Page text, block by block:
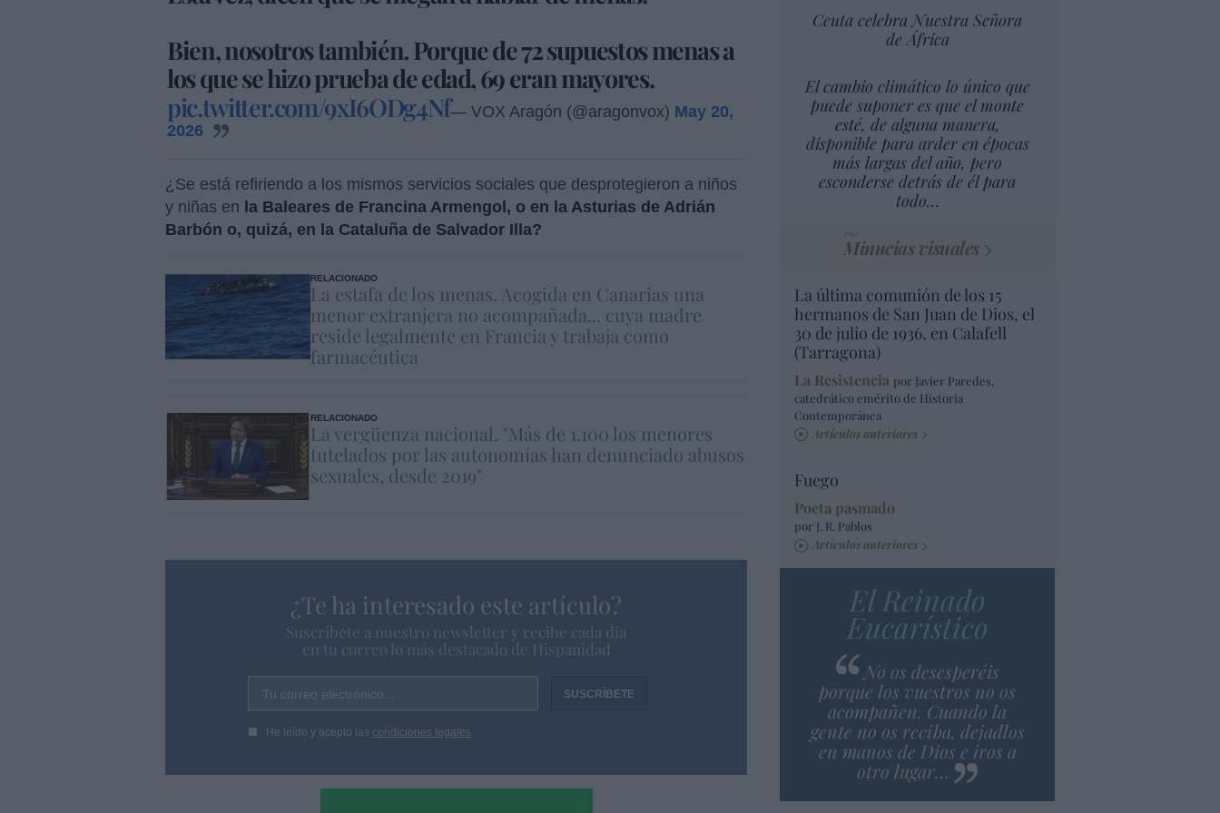
Bien, nosotros también. Porque de 72 supuestos menas a
los que se hizo prueba de edad, 69 eran mayores.
pic.twitter.com/9xI6ODg4Nf— VOX Aragón (@aragonvox) May 20,
2026
¿Se está refiriendo a los mismos servicios sociales que desprotegieron a niños
y niñas en la Baleares de Francina Armengol, o en la Asturias de Adrián
Barbón o, quizá, en la Cataluña de Salvador Illa?
RELACIONADO
La estafa de los menas. Acogida en Canarias una
menor extranjera no acompañada... cuya madre
reside legalmente en Francia y trabaja como
farmacéutica
RELACIONADO
La vergüenza nacional. "Más de 1.100 los menores
tutelados por las autonomías han denunciado abusos
sexuales, desde 2019"
¿Te ha interesado este artículo?
Suscríbete a nuestro newsletter y recibe cada dia
en tu correo lo más destacado de Hispanidad
Tu correo electrónico...
He leído y acepto las condiciones legales
Ceuta celebra Nuestra Señora
de África
El cambio climático lo único que
puede suponer es que el monte
esté, de alguna manera,
disponible para arder en épocas
más largas del año, pero
esconderse detrás de él para
todo…
Minucias visuales
La última comunión de los 15
hermanos de San Juan de Dios, el
30 de julio de 1936, en Calafell
(Tarragona)
La Resistencia por Javier Paredes,
catedrático emérito de Historia
Contemporánea
Artículos anteriores
Fuego
Poeta pasmado
por J. R. Pablos
Artículos anteriores
El Reinado
Eucarístico
No os desesperéis
porque los vuestros no os
acompañen. Cuando la
gente no os reciba, dejadlos
en manos de Dios e iros a
otro lugar…